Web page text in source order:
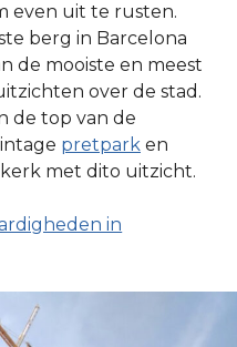
even uit te rusten.
berg in Barcelona
de mooiste en meest
over de stad.
de top van de
pretpark en
met dito uitzicht.
in